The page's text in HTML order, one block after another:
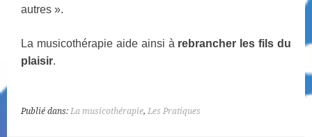
autres ».
La musicothérapie aide ainsi à rebrancher les fils du
plaisir.
Publié dans:La musicothérapie,Les Pratiques